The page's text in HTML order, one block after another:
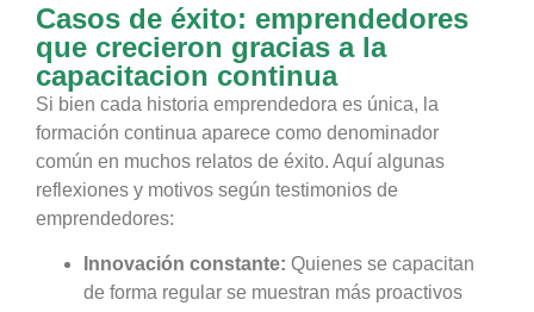
Casos de éxito: emprendedores
que crecieron gracias a la
capacitacion continua
Si bien cada historia emprendedora es única, la
formación continua aparece como denominador
común en muchos relatos de éxito. Aquí algunas
reflexiones y motivos según testimonios de
emprendedores:
Innovación constante: Quienes se capacitan
de forma regular se muestran más proactivos